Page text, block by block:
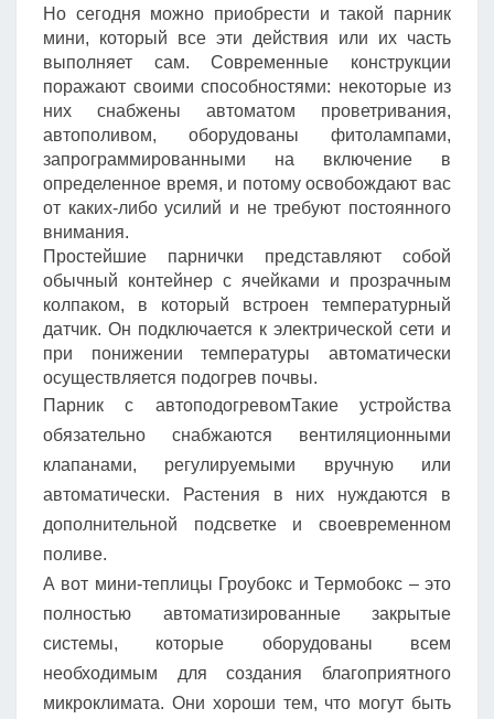
Но сегодня можно приобрести и такой парник
мини, который все эти действия или их часть
выполняет сам. Современные конструкции
поражают своими способностями: некоторые из
них снабжены автоматом проветривания,
автополивом, оборудованы фитолампами,
запрограммированными на включение в
определенное время, и потому освобождают вас
от каких-либо усилий и не требуют постоянного
внимания.
Простейшие парнички представляют собой
обычный контейнер с ячейками и прозрачным
колпаком, в который встроен температурный
датчик. Он подключается к электрической сети и
при понижении температуры автоматически
осуществляется подогрев почвы.
Парник с автоподогревомТакие устройства
обязательно снабжаются вентиляционными
клапанами, регулируемыми вручную или
автоматически. Растения в них нуждаются в
дополнительной подсветке и своевременном
поливе.
А вот мини-теплицы Гроубокс и Термобокс – это
полностью автоматизированные закрытые
системы, которые оборудованы всем
необходимым для создания благоприятного
микроклимата. Они хороши тем, что могут быть